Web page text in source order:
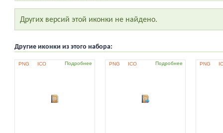
Других версий этой иконки не найдено.
Другие иконки из этого набора:
PNG ICO Подробнее PNG ICO Подробнее PNG